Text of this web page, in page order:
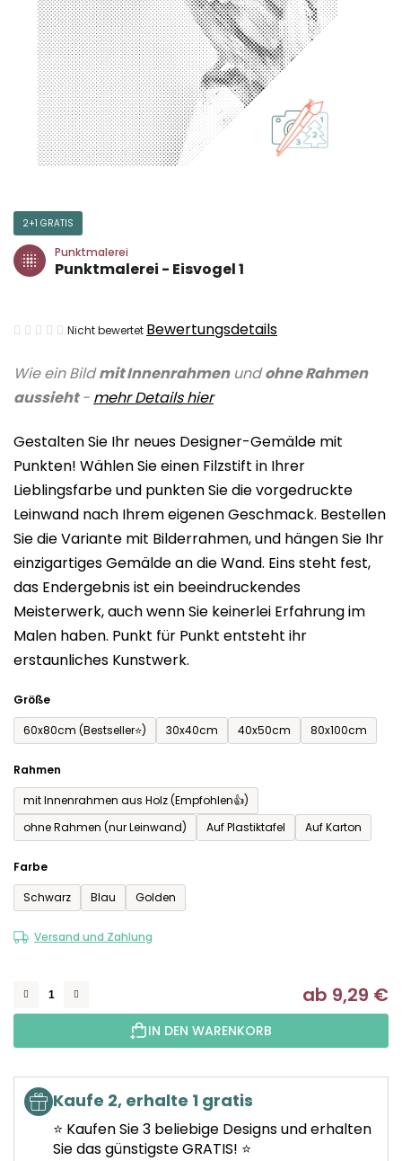
Wie ein Bildmit Innenrahmenundohne Rahmen
aussieht- mehr Detailshier
Gestalten Sie Ihr neues Designer-Gemälde mit
Punkten! Wählen Sie einen Filzstift in Ihrer
Lieblingsfarbe und punkten Sie die vorgedruckte
Leinwand nach Ihrem eigenen Geschmack. Bestellen
Sie die Variante mit Bilderrahmen, und hängen Sie Ihr
einzigartiges Gemälde an die Wand. Eins steht fest,
das Endergebnis ist ein beeindruckendes
Meisterwerk, auch wenn Sie keinerlei Erfahrung im
Malen haben. Punkt für Punkt entsteht ihr
erstaunliches Kunstwerk.
Größe
60x80cm (Bestseller⭐)
30x40cm 40x50cm 80x100cm
Rahmen
mit Innenrahmen aus Holz (Empfohlen👍)
ohne Rahmen (nur Leinwand)
Auf Plastiktafel Auf Karton
Farbe
Schwarz
Blau Golden
Versand und Zahlung
ab 9,29 €
IN DEN WARENKORB
Kaufe 2, erhalte 1 gratis
⭐ Kaufen Sie 3 beliebige Designs und erhalten
Sie das günstigste GRATIS! ⭐
2+1 GRATIS
Punktmalerei
Punktmalerei - Eisvogel 1
Die
Produktbewertung
ist
von
5
Sternen.
Nicht bewertet Bewertungsdetails